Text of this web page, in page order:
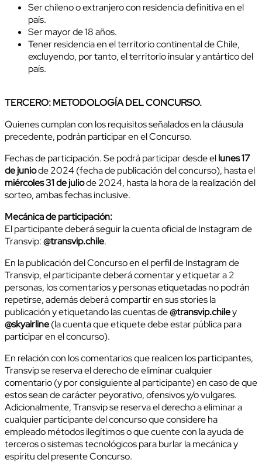
Ser chileno o extranjero con residencia definitiva en el
país.
Ser mayor de 18 años.
Tener residencia en el territorio continental de Chile,
excluyendo, por tanto, el territorio insular y antártico del
país.
TERCERO: METODOLOGÍA DEL CONCURSO.
Quienes cumplan con los requisitos señalados en la cláusula
precedente, podrán participar en el Concurso.
Fechas de participación. Se podrá participar desde ellunes 17
de juniode 2024 (fecha de publicación del concurso), hasta el
miércoles 31 de juliode 2024, hasta la hora de la realización del
sorteo, ambas fechas inclusive.
Mecánica de participación:
El participante deberá seguir la cuenta oficial de Instagram de
Transvip:@transvip.chile.
En la publicación del Concurso en el perfil de Instagram de
Transvip, el participante deberá comentar y etiquetar a 2
personas, los comentarios y personas etiquetadas no podrán
repetirse, además deberá compartir en sus stories la
publicación y etiquetando las cuentas de@transvip.chiley
@skyairline(la cuenta que etiquete debe estar pública para
participar en el concurso).
En relación con los comentarios que realicen los participantes,
Transvip se reserva el derecho de eliminar cualquier
comentario (y por consiguiente al participante) en caso de que
estos sean de carácter peyorativo, ofensivos y/o vulgares.
Adicionalmente, Transvip se reserva el derecho a eliminar a
cualquier participante del concurso que considere ha
empleado métodos ilegítimos o que cuente con la ayuda de
terceros o sistemas tecnológicos para burlar la mecánica y
espíritu del presente Concurso.